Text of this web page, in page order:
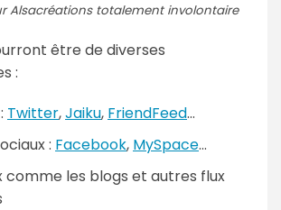
Alsacréations totalement involontaire
être de diverses
:
Twitter,Jaiku, FriendFeed...
: Facebook, MySpace...
comme les blogs et autres flux